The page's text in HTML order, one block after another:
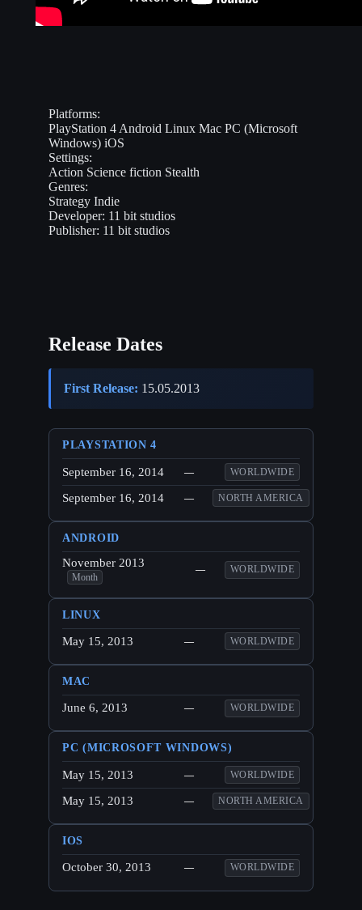
Platforms:
PlayStation 4 Android Linux Mac PC (Microsoft
Windows) iOS
Settings:
Action Science fiction Stealth
Genres:
Strategy Indie
Developer: 11 bit studios
Publisher: 11 bit studios
Release Dates
First Release: 15.05.2013
PLAYSTATION 4
September 16, 2014 — WORLDWIDE
September 16, 2014 — NORTH AMERICA
ANDROID
November 2013
Month
— WORLDWIDE
LINUX
May 15, 2013 — WORLDWIDE
MAC
June 6, 2013 — WORLDWIDE
PC (MICROSOFT WINDOWS)
May 15, 2013 — WORLDWIDE
May 15, 2013 — NORTH AMERICA
IOS
October 30, 2013 — WORLDWIDE